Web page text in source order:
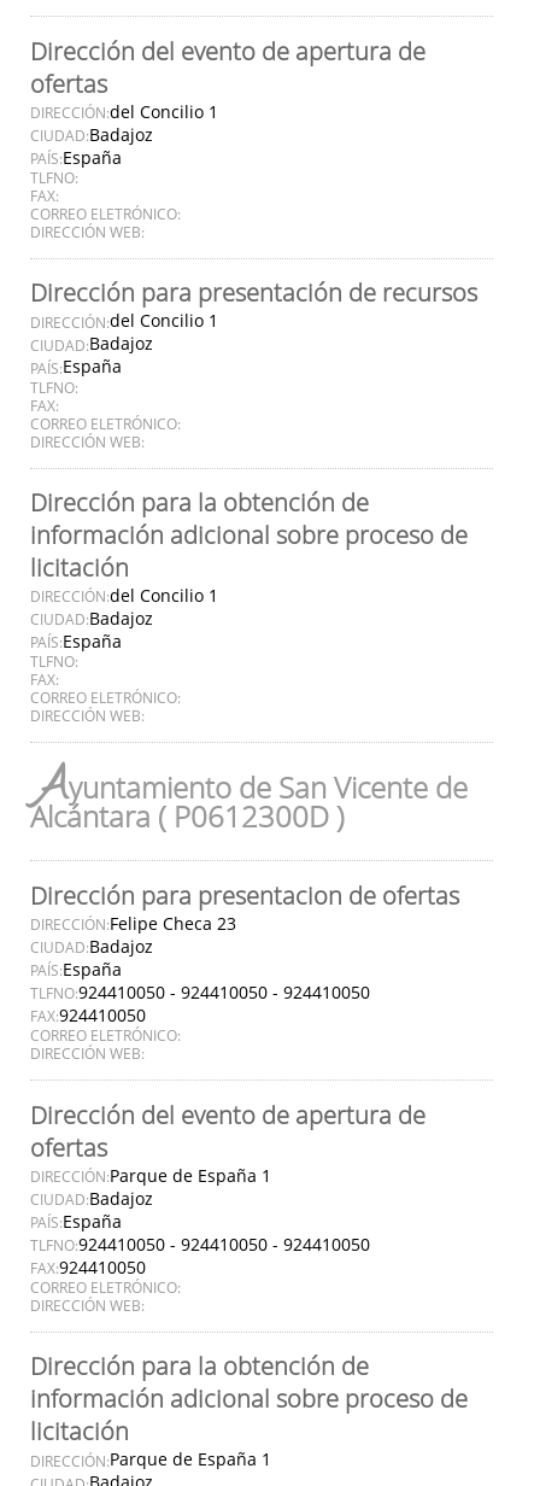
Dirección del evento de apertura de
ofertas
DIRECCIÓN:del Concilio 1
CIUDAD:Badajoz
PAÍS:España
TLFNO:
FAX:
CORREO ELETRÓNICO:
DIRECCIÓN WEB:
Dirección para presentación de recursos
DIRECCIÓN:del Concilio 1
CIUDAD:Badajoz
PAÍS:España
TLFNO:
FAX:
CORREO ELETRÓNICO:
DIRECCIÓN WEB:
Dirección para la obtención de
información adicional sobre proceso de
licitación
DIRECCIÓN:del Concilio 1
CIUDAD:Badajoz
PAÍS:España
TLFNO:
FAX:
CORREO ELETRÓNICO:
DIRECCIÓN WEB:
Ayuntamiento de San Vicente de
Alcántara ( P0612300D )
Dirección para presentacion de ofertas
DIRECCIÓN:Felipe Checa 23
CIUDAD:Badajoz
PAÍS:España
TLFNO:924410050 - 924410050 - 924410050
FAX:924410050
CORREO ELETRÓNICO:
DIRECCIÓN WEB:
Dirección del evento de apertura de
ofertas
DIRECCIÓN:Parque de España 1
CIUDAD:Badajoz
PAÍS:España
TLFNO:924410050 - 924410050 - 924410050
FAX:924410050
CORREO ELETRÓNICO:
DIRECCIÓN WEB:
Dirección para la obtención de
información adicional sobre proceso de
licitación
DIRECCIÓN:Parque de España 1